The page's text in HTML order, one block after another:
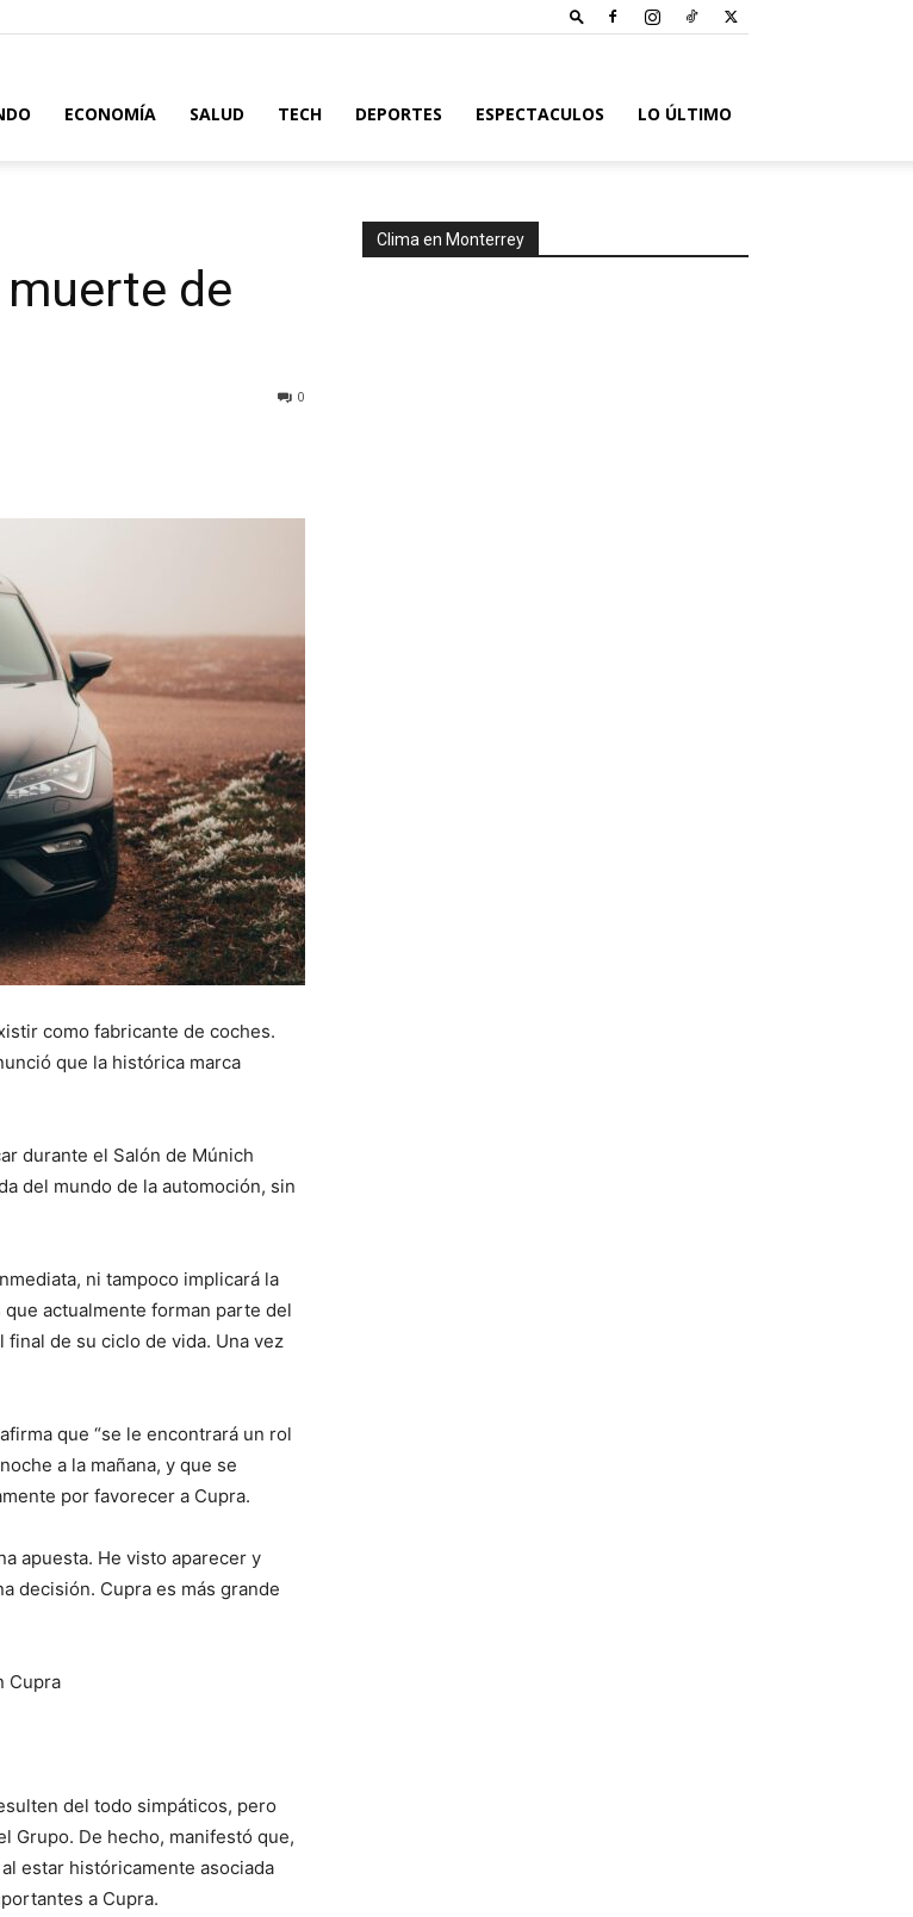
ECONOMÍA SALUD TECH DEPORTES ESPECTACULOS LO ÚLTIMO
de
0
como fabricante de coches.
que la histórica marca
durante el Salón de Múnich
del mundo de la automoción, sin
ni tampoco implicará la
actualmente forman parte del
de su ciclo de vida. Una vez
que “se le encontrará un rol
a la mañana, y que se
por favorecer a Cupra.
apuesta. He visto aparecer y
decisión. Cupra es más grande
Cupra
del todo simpáticos, pero
Grupo. De hecho, manifestó que,
estar históricamente asociada
a Cupra.
Clima en Monterrey